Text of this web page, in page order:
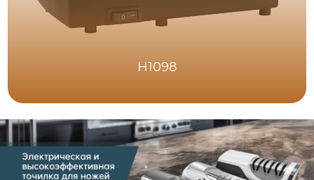
H1098